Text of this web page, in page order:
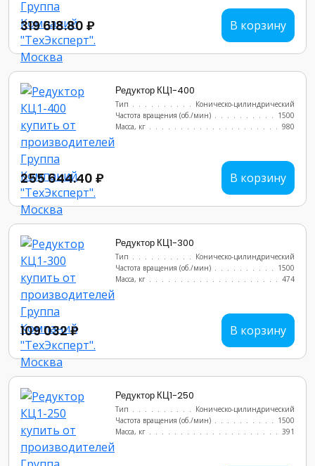
319 618.80 ₽ В корзину
Редуктор КЦ1-400
Тип
Коническо-цилиндрический
Частота вращения (об./мин)
1500
Масса, кг
980
255 644.40 ₽ В корзину
Редуктор КЦ1-300
Тип
Коническо-цилиндрический
Частота вращения (об./мин)
1500
Масса, кг
474
109 032 ₽ В корзину
Редуктор КЦ1-250
Тип
Коническо-цилиндрический
Частота вращения (об./мин)
1500
Масса, кг
391